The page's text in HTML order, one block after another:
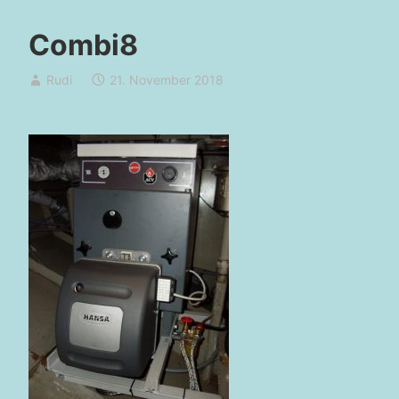
Combi8
Rudi 21. November 2018